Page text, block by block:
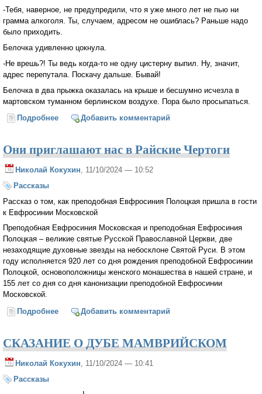
-Тебя, наверное, не предупредили, что я уже много лет не пью ни
грамма алкоголя. Ты, случаем, адресом не ошиблась? Раньше надо
было приходить.
Белочка удивленно цокнула.
-Не врешь?! Ты ведь когда-то не одну цистерну выпил. Ну, значит,
адрес перепутала. Поскачу дальше. Бывай!
Белочка в два прыжка оказалась на крыше и бесшумно исчезла в
мартовском туманном берлинском воздухе. Пора было просыпаться.
Подробнее о Эликсир этрусков
Добавить комментарий
Они приглашают нас в Райские Чертоги
Николай Кокухин, 11/10/2024 — 10:52
Рассказы
Рассказ о том, как преподобная Евфросиния Полоцкая пришла в гости
к Евфросинии Московской
Преподобная Евфросиния Московская и преподобная Евфросиния
Полоцкая – великие святые Русской Православной Церкви, две
незаходящие духовные звезды на небосклоне Святой Руси. В этом
году исполняется 920 лет со дня рождения преподобной Евфросинии
Полоцкой, основоположницы женского монашества в нашей стране, и
155 лет со дня со дня канонизации преподобной Евфросинии
Московской.
Подробнее о Они приглашают нас в Райские Чертоги
Добавить комментарий
СКАЗАНИЕ О ДУБЕ МАМВРИЙСКОМ
Николай Кокухин , 11/10/2024 — 10:41
Рассказы